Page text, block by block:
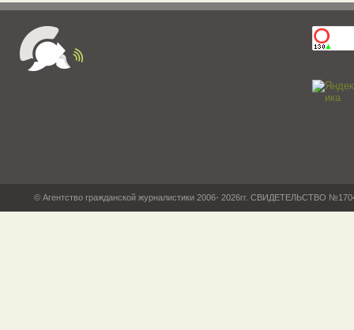
© Агентство гражданской журналистики 2006- 2026гг. СВИДЕТЕЛЬСТВО